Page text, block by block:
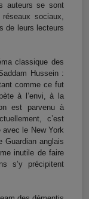
auteurs se sont
sociaux,
de leurs lecteurs
classique des
Hussein :
comme ce fut
à l’envi, à la
est parvenu à
c’est
le New York
Guardian anglais
inutile de faire
s’y précipitent